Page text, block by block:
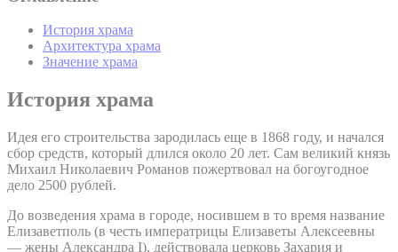
История храма
Архитектура храма
Значение храма
История храма
Идея его строительства зародилась еще в 1868 году, и начался
сбор средств, который длился около 20 лет. Сам великий князь
Михаил Николаевич Романов пожертвовал на богоугодное
дело 2500 рублей.
До возведения храма в городе, носившем в то время название
Елизаветполь (в честь императрицы Елизаветы Алексеевны
— жены Александра I), действовала церковь Захария и